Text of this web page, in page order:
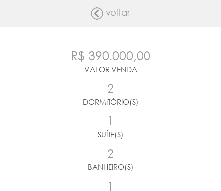
voltar
R$ 390.000,00
VALOR VENDA
2
DORMITÓRIO(S)
1
SUÍTE(S)
2
BANHEIRO(S)
1